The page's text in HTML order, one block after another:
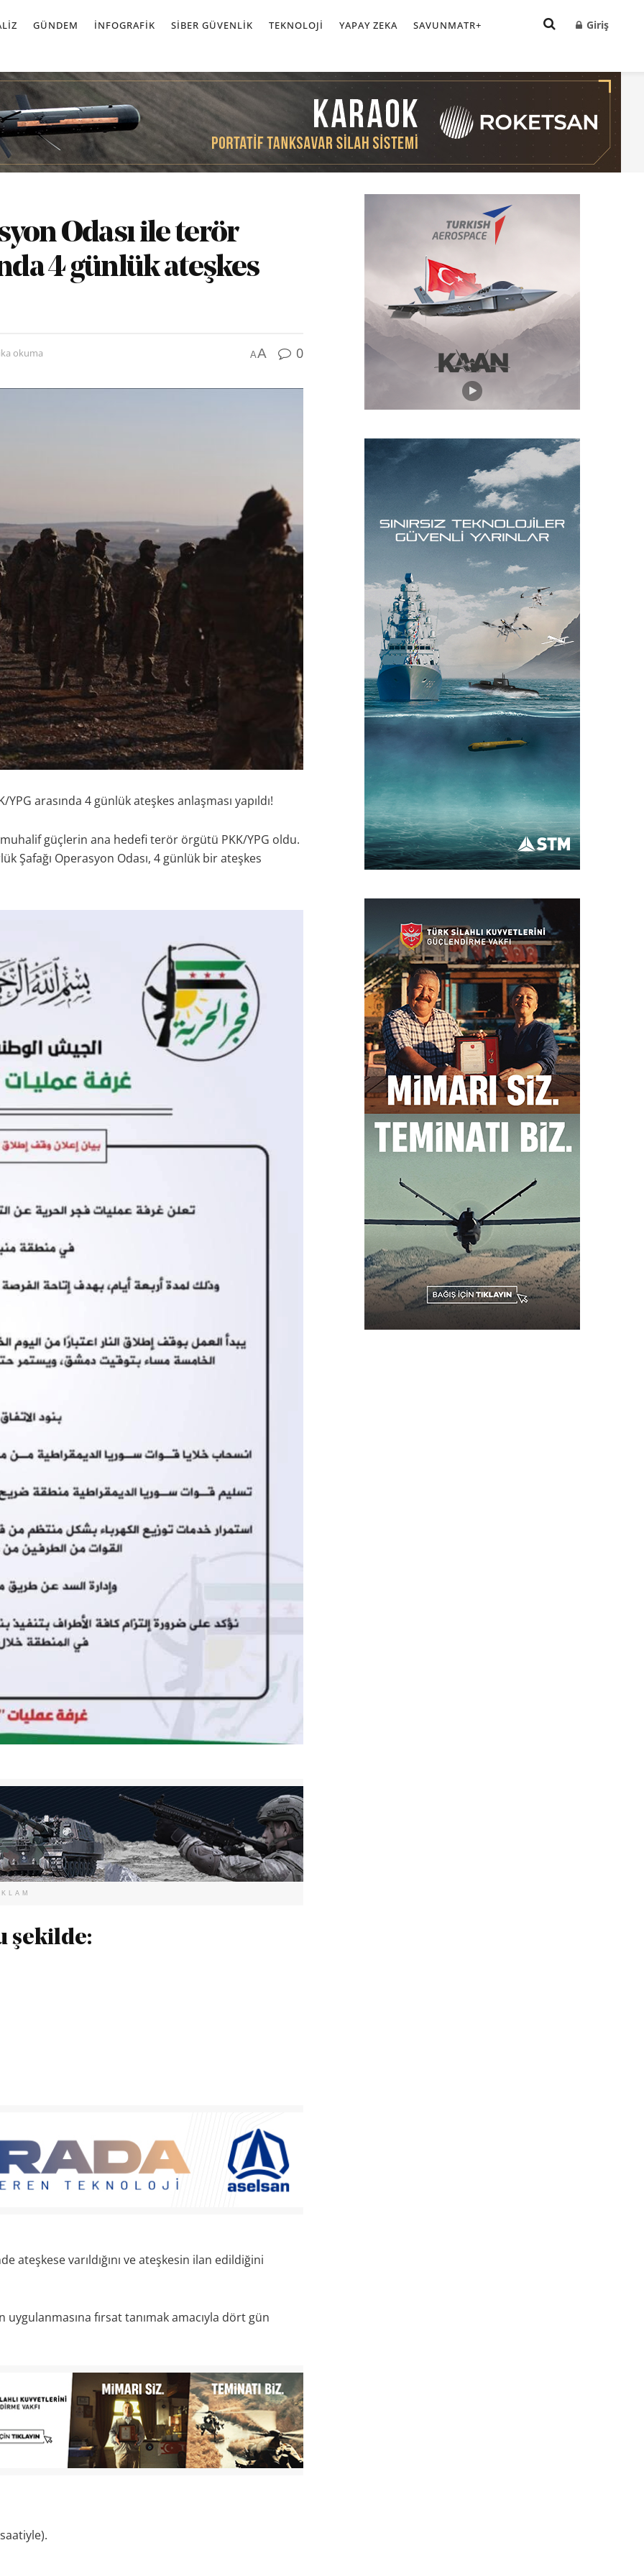
GÜNDEM İNFOGRAFIK SIBER GÜVENLIK TEKNOLOJI YAPAY ZEKA SAVUNMATR+ Giriş
Odası ile terör
4 günlük ateşkes
okuma AA 0
arasında 4 günlük ateşkes anlaşması yapıldı!
muhalif güçlerin ana hedefi terör örgütü PKK/YPG oldu.
Şafağı Operasyon Odası, 4 günlük bir ateşkes
şekilde:
ateşkese varıldığını ve ateşkesin ilan edildiğini
fırsat tanımak amacıyla dört gün